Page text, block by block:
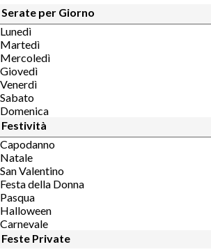
Serate per Giorno
Lunedì
Martedì
Mercoledì
Giovedì
Venerdì
Sabato
Domenica
Festività
Capodanno
Natale
San Valentino
Festa della Donna
Pasqua
Halloween
Carnevale
Feste Private